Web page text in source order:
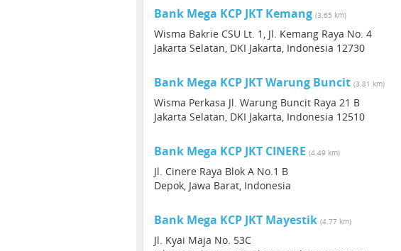
Bank Mega KCP JKT Kemang (3.65 km)
Wisma Bakrie CSU Lt. 1, Jl. Kemang Raya No. 4
Jakarta Selatan, DKI Jakarta, Indonesia 12730
Bank Mega KCP JKT Warung Buncit (3.81 km)
Wisma Perkasa Jl. Warung Buncit Raya 21 B
Jakarta Selatan, DKI Jakarta, Indonesia 12510
Bank Mega KCP JKT CINERE (4.49 km)
Jl. Cinere Raya Blok A No.1 B
Depok, Jawa Barat, Indonesia
Bank Mega KCP JKT Mayestik (4.77 km)
Jl. Kyai Maja No. 53C